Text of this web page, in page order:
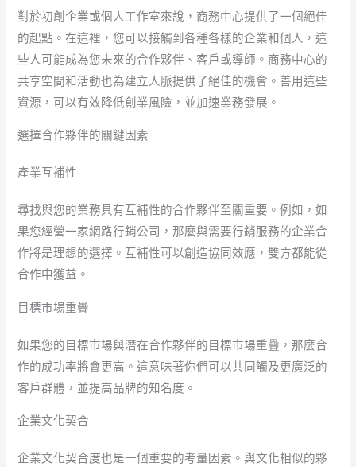
對於初創企業或個人工作室來說，商務中心提供了一個絕佳
的起點。在這裡，您可以接觸到各種各樣的企業和個人，這
些人可能成為您未來的合作夥伴、客戶或導師。商務中心的
共享空間和活動也為建立人脈提供了絕佳的機會。善用這些
資源，可以有效降低創業風險，並加速業務發展。
選擇合作夥伴的關鍵因素
產業互補性
尋找與您的業務具有互補性的合作夥伴至關重要。例如，如
果您經營一家網路行銷公司，那麼與需要行銷服務的企業合
作將是理想的選擇。互補性可以創造協同效應，雙方都能從
合作中獲益。
目標市場重疊
如果您的目標市場與潛在合作夥伴的目標市場重疊，那麼合
作的成功率將會更高。這意味著你們可以共同觸及更廣泛的
客戶群體，並提高品牌的知名度。
企業文化契合
企業文化契合度也是一個重要的考量因素。與文化相似的夥